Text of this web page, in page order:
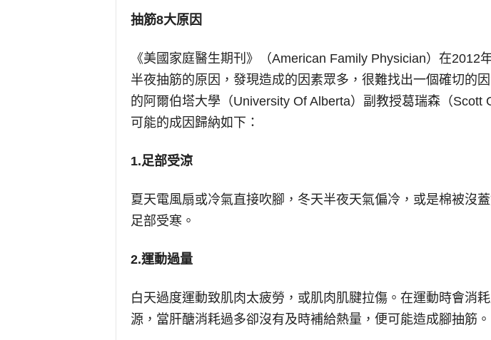
抽筋8大原因
《美國家庭醫生期刊》（American Family Physician）在2012
半夜抽筋的原因，發現造成的因素眾多，很難找出一個確切的
的阿爾伯塔大學（University Of Alberta）副教授葛瑞森（Scott
可能的成因歸納如下：
1.足部受涼
夏天電風扇或冷氣直接吹腳，冬天半夜天氣偏冷，或是棉被沒
足部受寒。
2.運動過量
白天過度運動致肌肉太疲勞，或肌肉肌腱拉傷。在運動時會消
源，當肝醣消耗過多卻沒有及時補給熱量，便可能造成腳抽筋。